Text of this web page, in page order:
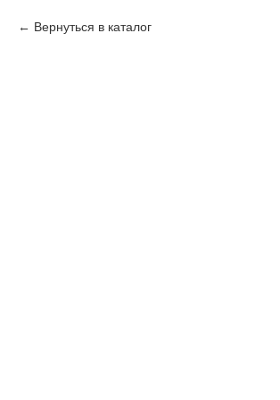
Вернуться в каталог